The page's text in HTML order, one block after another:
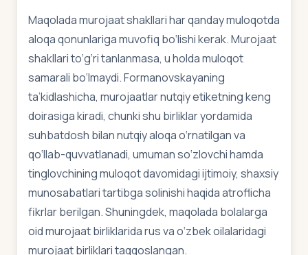
Maqolada murojaat shakllari har qanday muloqotda
aloqa qonunlariga muvofiq bo‘lishi kerak. Murojaat
shakllari to‘g‘ri tanlanmasa, u holda muloqot
samarali bo‘lmaydi. Formanovskayaning
ta’kidlashicha, murojaatlar nutqiy etiketning keng
doirasiga kiradi, chunki shu birliklar yordamida
suhbatdosh bilan nutqiy aloqa o‘rnatilgan va
qo‘llab-quvvatlanadi, umuman so‘zlovchi hamda
tinglovchining muloqot davomidagi ijtimoiy, shaxsiy
munosabatlari tartibga solinishi haqida atroflicha
fikrlar berilgan. Shuningdek, maqolada bolalarga
oid murojaat birliklarida rus va o‘zbek oilalaridagi
murojaat birliklari taqqoslangan.